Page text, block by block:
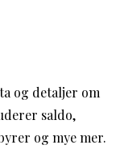
og detaljer om
saldo,
og mye mer.